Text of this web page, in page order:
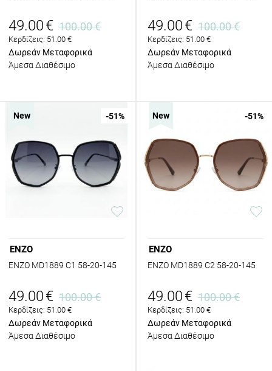
49.00€ 100.00€
Κερδίζεις: 51.00 €
Δωρεάν Μεταφορικά
Άμεσα Διαθέσιμο
49.00€ 100.00€
Κερδίζεις: 51.00 €
Δωρεάν Μεταφορικά
Άμεσα Διαθέσιμο
New -51%
ENZO
ENZO MD1889 C1 58-20-145
49.00€ 100.00€
Κερδίζεις: 51.00 €
Δωρεάν Μεταφορικά
Άμεσα Διαθέσιμο
New -51%
ENZO
ENZO MD1889 C2 58-20-145
49.00€ 100.00€
Κερδίζεις: 51.00 €
Δωρεάν Μεταφορικά
Άμεσα Διαθέσιμο